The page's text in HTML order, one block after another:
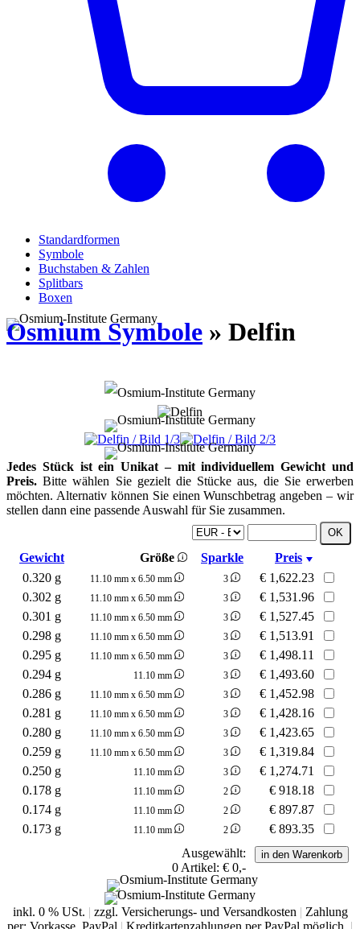
Standardformen
Symbole
Buchstaben & Zahlen
Splitbars
Boxen
Osmium Symbole » Delfin
Jedes Stück ist ein Unikat – mit individuellem Gewicht und
Preis. Bitte wählen Sie gezielt die Stücke aus, die Sie erwerben
möchten. Alternativ können Sie einen Wunschbetrag angeben – wir
stellen dann eine passende Auswahl für Sie zusammen.
Gewicht Größe Sparkle
Preis
0.320 g
11.10 mm x 6.50 mm 3 € 1,622.23
0.302 g
11.10 mm x 6.50 mm 3 € 1,531.96
0.301 g
11.10 mm x 6.50 mm 3 € 1,527.45
0.298 g
11.10 mm x 6.50 mm 3 € 1,513.91
0.295 g
11.10 mm x 6.50 mm 3 € 1,498.11
0.294 g
11.10 mm 3 € 1,493.60
0.286 g
11.10 mm x 6.50 mm 3 € 1,452.98
0.281 g
11.10 mm x 6.50 mm 3 € 1,428.16
0.280 g
11.10 mm x 6.50 mm 3 € 1,423.65
0.259 g
11.10 mm x 6.50 mm 3 € 1,319.84
0.250 g
11.10 mm 3 € 1,274.71
0.178 g
11.10 mm 2 € 918.18
0.174 g
11.10 mm 2 € 897.87
0.173 g
11.10 mm 2 € 893.35
Ausgewählt:
0 Artikel: € 0,-
inkl. 0 % USt. | zzgl. Versicherungs- und Versandkosten | Zahlung
per: Vorkasse, PayPal | Kreditkartenzahlungen per PayPal möglich. |